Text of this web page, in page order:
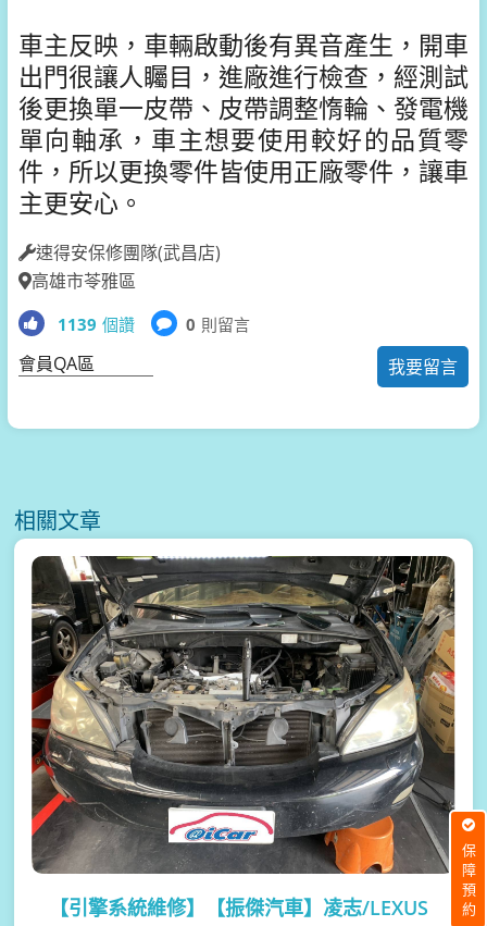
車主反映，車輛啟動後有異音產生，開車
出門很讓人矚目，進廠進行檢查，經測試
後更換單一皮帶、皮帶調整惰輪、發電機
單向軸承，車主想要使用較好的品質零
件，所以更換零件皆使用正廠零件，讓車
主更安心。
速得安保修團隊(武昌店)
高雄市苓雅區
1139 個讚 0 則留言
我要留言
會員QA區
相關文章
【引擎系統維修】
【振傑汽車】凌志/LEXUS
保障預約